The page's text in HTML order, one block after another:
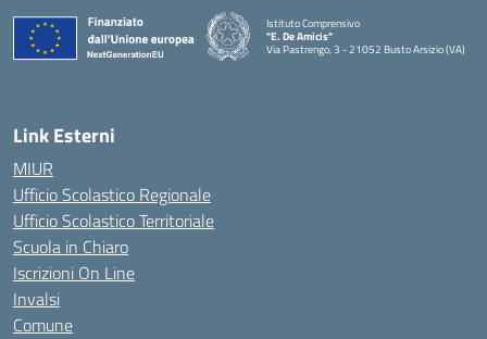
Istituto Comprensivo
"E. De Amicis"
Via Pastrengo, 3 - 21052 Busto Arsizio (VA)
Link Esterni
MIUR
Ufficio Scolastico Regionale
Ufficio Scolastico Territoriale
Scuola in Chiaro
Iscrizioni On Line
Invalsi
Comune